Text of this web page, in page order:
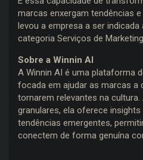
marcas enxergam tendências
levou a empresa a ser
categoria Serviços de
Sobre a Winnin AI
A Winnin AI é uma plataforma
focada em ajudar as marcas a
tornarem relevantes na
granulares, ela oferece
tendências emergentes,
conectem de forma genuína